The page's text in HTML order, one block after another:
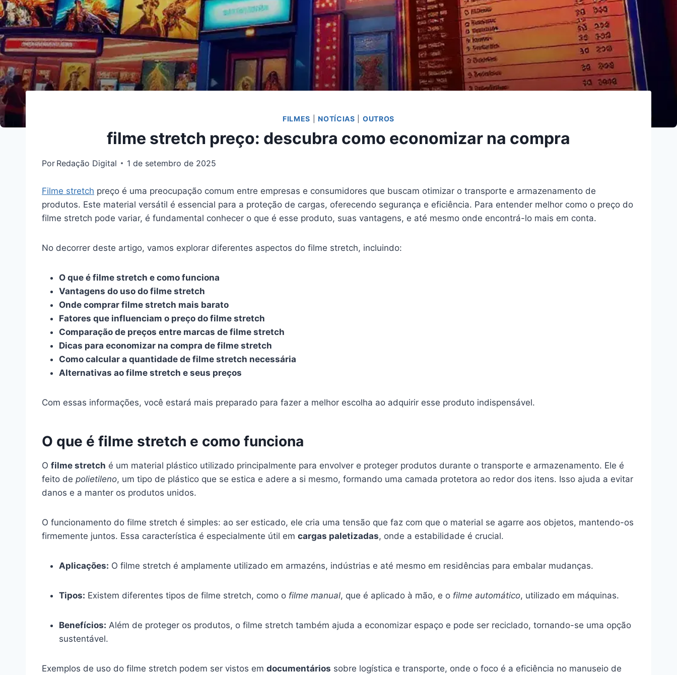
FILMES |NOTÍCIAS OUTROS
filme stretch preço: descubra como economizar na compra
Por Redação Digital 1 de setembro de 2025
Filme stretch preço é uma preocupação comum entre empresas e consumidores que buscam otimizar o transporte e armazenamento de
produtos. Este material versátil é essencial para a proteção de cargas, oferecendo segurança e eficiência. Para entender melhor como o preço do
filme stretch pode variar, é fundamental conhecer o que é esse produto, suas vantagens, e até mesmo onde encontrá-lo mais em conta.
No decorrer deste artigo, vamos explorar diferentes aspectos do filme stretch, incluindo:
O que é filme stretch e como funciona
Vantagens do uso do filme stretch
Onde comprar filme stretch mais barato
Fatores que influenciam o preço do filme stretch
Comparação de preços entre marcas de filme stretch
Dicas para economizar na compra de filme stretch
Como calcular a quantidade de filme stretch necessária
Alternativas ao filme stretch e seus preços
Com essas informações, você estará mais preparado para fazer a melhor escolha ao adquirir esse produto indispensável.
O que é filme stretch e como funciona
O filme stretch é um material plástico utilizado principalmente para envolver e proteger produtos durante o transporte e armazenamento. Ele é
feito de polietileno, um tipo de plástico que se estica e adere a si mesmo, formando uma camada protetora ao redor dos itens. Isso ajuda a evitar
danos e a manter os produtos unidos.
O funcionamento do filme stretch é simples: ao ser esticado, ele cria uma tensão que faz com que o material se agarre aos objetos, mantendo-os
firmemente juntos. Essa característica é especialmente útil em cargas paletizadas, onde a estabilidade é crucial.
Aplicações: O filme stretch é amplamente utilizado em armazéns, indústrias e até mesmo em residências para embalar mudanças.
Tipos: Existem diferentes tipos de filme stretch, como o filme manual, que é aplicado à mão, e o filme automático, utilizado em máquinas.
Benefícios: Além de proteger os produtos, o filme stretch também ajuda a economizar espaço e pode ser reciclado, tornando-se uma opção
sustentável.
Exemplos de uso do filme stretch podem ser vistos em documentários sobre logística e transporte, onde o foco é a eficiência no manuseio de